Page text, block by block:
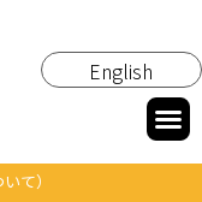
English
て）